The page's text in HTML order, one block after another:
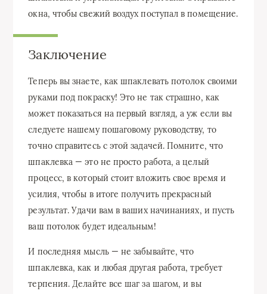
окна, чтобы свежий воздух поступал в помещение.
Заключение
Теперь вы знаете, как шпаклевать потолок своими
руками под покраску! Это не так страшно, как
может показаться на первый взгляд, а уж если вы
следуете нашему пошаговому руководству, то
точно справитесь с этой задачей. Помните, что
шпаклевка — это не просто работа, а целый
процесс, в который стоит вложить свое время и
усилия, чтобы в итоге получить прекрасный
результат. Удачи вам в ваших начинаниях, и пусть
ваш потолок будет идеальным!
И последняя мысль — не забывайте, что
шпаклевка, как и любая другая работа, требует
терпения. Делайте все шаг за шагом, и вы